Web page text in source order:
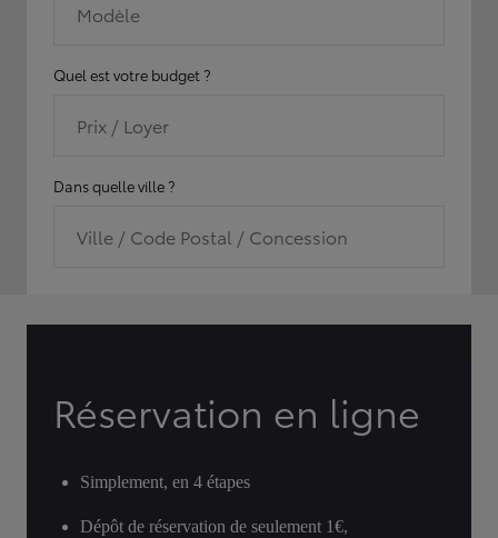
Modèle
Quel est votre budget ?
Prix / Loyer
Dans quelle ville ?
Ville / Code Postal / Concession
Réservation en ligne
Simplement, en 4 étapes
Dépôt de réservation de seulement 1€,